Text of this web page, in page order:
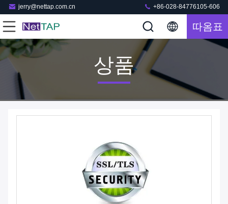
jerry@nettap.com.cn +86-028-84776105-606
따옴표
상품